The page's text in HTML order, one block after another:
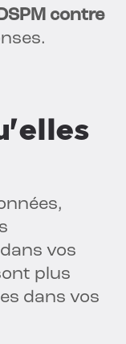
contre
vos
plus
dans vos